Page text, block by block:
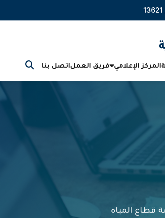
المركز الإعلامي فريق العملاتصل بنا
قطاع المياه